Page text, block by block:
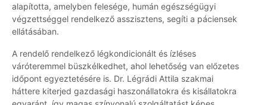
alapította, amelyben felesége, humán egészségügyi
végzettséggel rendelkező asszisztens, segíti a páciensek
ellátásában.
A rendelő rendelkező légkondicionált és ízléses
váróteremmel büszkélkedhet, ahol lehetőség van előzetes
időpont egyeztetésére is. Dr. Légrádi Attila szakmai
háttere kiterjed gazdasági haszonállatokra és kisállatokra